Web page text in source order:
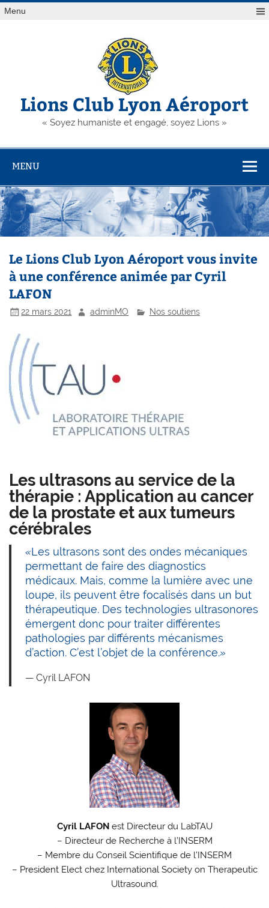
Skip
toMenu
Lions Club Lyon Aéroport
« Soyez humaniste et engagé, soyez Lions »
MENU
Le Lions Club Lyon Aéroport vous invite
à une conférence animée par Cyril
LAFON
22 mars 2021 adminMO Nos soutiens
Les ultrasons au service de la
thérapie : Application au cancer
de la prostate et aux tumeurs
cérébrales
«Les ultrasons sont des ondes mécaniques
permettant de faire des diagnostics
médicaux. Mais, comme la lumière avec une
loupe, ils peuvent être focalisés dans un but
thérapeutique. Des technologies ultrasonores
émergent donc pour traiter différentes
pathologies par différents mécanismes
d’action. C’est l’objet de la conférence.»
Cyril LAFON
Cyril LAFONest Directeur du LabTAU
– Directeur de Recherche à l’INSERM
– Membre du Conseil Scientifique de l’INSERM
– President Elect chez International Society on Therapeutic
Ultrasound.